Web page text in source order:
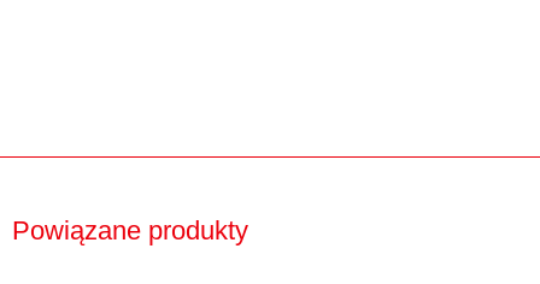
Powiązane produkty